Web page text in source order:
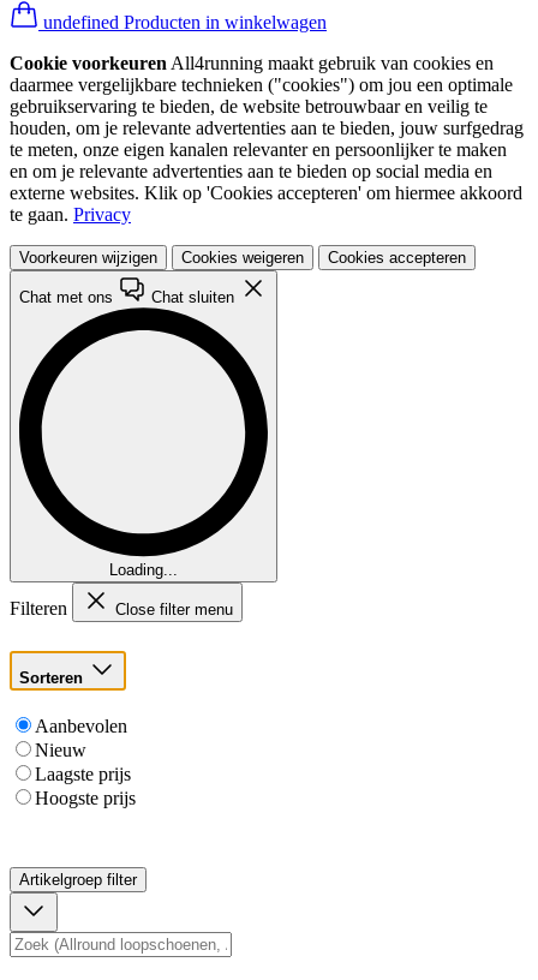
undefined Producten in winkelwagen
Cookie voorkeuren All4running maakt gebruik van cookies en
daarmee vergelijkbare technieken ("cookies") om jou een optimale
gebruikservaring te bieden, de website betrouwbaar en veilig te
houden, om je relevante advertenties aan te bieden, jouw surfgedrag
te meten, onze eigen kanalen relevanter en persoonlijker te maken
en om je relevante advertenties aan te bieden op social media en
externe websites. Klik op 'Cookies accepteren' om hiermee akkoord
te gaan. Privacy
Voorkeuren wijzigen Cookies weigeren Cookies accepteren
Chat met ons Chat sluiten
Loading...
Filteren Close filter menu
Sorteren
Aanbevolen
Nieuw
Laagste prijs
Hoogste prijs
Artikelgroep filter